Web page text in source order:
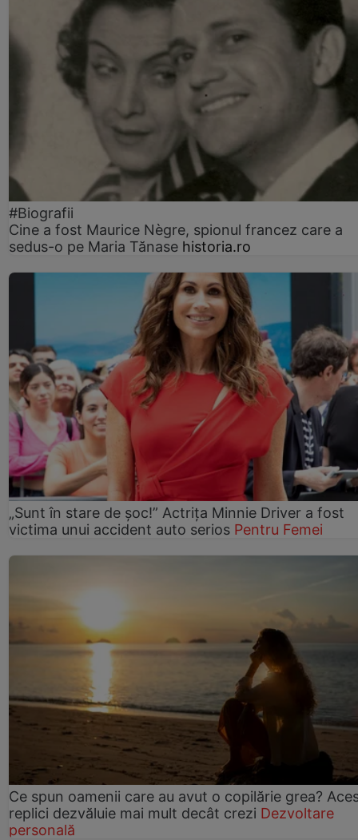
#Biografii
Cine a fost Maurice Nègre, spionul francez care a
sedus-o pe Maria Tănase historia.ro
„Sunt în stare de șoc!” Actrița Minnie Driver a fost
victima unui accident auto serios Pentru Femei
Ce spun oamenii care au avut o copilărie grea?
replici dezvăluie mai mult decât crezi Dezvoltare
personală